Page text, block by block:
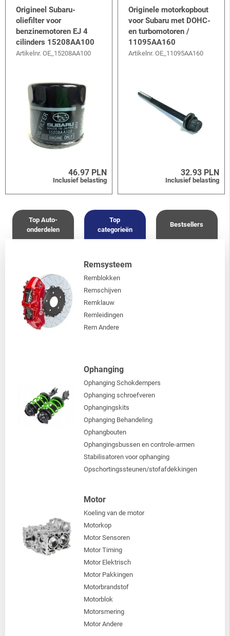
Origineel Subaru-
oliefilter voor
benzinemotoren EJ 4
cilinders 15208AA100
Artikelnr. OE_15208AA100
46.97 PLN
Inclusief belasting
Originele motorkopbout
voor Subaru met DOHC-
en turbomotoren /
11095AA160
Artikelnr. OE_11095AA160
32.93 PLN
Inclusief belasting
Top Auto-
onderdelen
Top
categorieën
Bestsellers
Remsysteem
Remblokken
Remschijven
Remklauw
Remleidingen
Rem Andere
Ophanging
Ophanging Schokdempers
Ophanging schroefveren
Ophangingskits
Ophanging Behandeling
Ophangbouten
Ophangingsbussen en controle-armen
Stabilisatoren voor ophanging
Opschortingssteunen/stofafdekkingen
Motor
Koeling van de motor
Motorkop
Motor Sensoren
Motor Timing
Motor Elektrisch
Motor Pakkingen
Motorbrandstof
Motorblok
Motorsmering
Motor Andere